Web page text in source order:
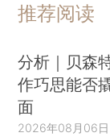
推荐阅读
分析｜贝森
作巧思能否
面
2026年08月06日